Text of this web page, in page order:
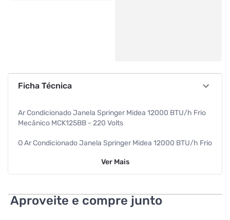
Ficha Técnica
Ar Condicionado Janela Springer Midea 12000 BTU/h Frio
Mecânico MCK125BB - 220 Volts
O Ar Condicionado Janela Springer Midea 12000 BTU/h Frio
ecológico R-410A, atóxico, não inflamável e não agride a
ambiente.
Ver Mais
Aproveite e compre junto